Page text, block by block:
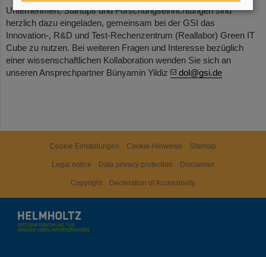
Unternehmen, Startups und Forschungseinrichtungen sind
herzlich dazu eingeladen, gemeinsam bei der GSI das
Innovation-, R&D und Test-Rechenzentrum (Reallabor) Green IT
Cube zu nutzen. Bei weiteren Fragen und Interesse bezüglich
einer wissenschaftlichen Kollaboration wenden Sie sich an
unseren Ansprechpartner Bünyamin Yildiz
dol@gsi.de
Cookie Einstellungen Cookie-Hinweise Sitemap
Legal notice Data privacy protection Disclaimer
Copyright Decleration of Accessibility